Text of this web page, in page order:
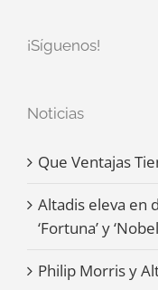
¡Síguenos!
Noticias
Que Ventajas
Altadis eleva en
‘Fortuna’ y
Philip Morris y